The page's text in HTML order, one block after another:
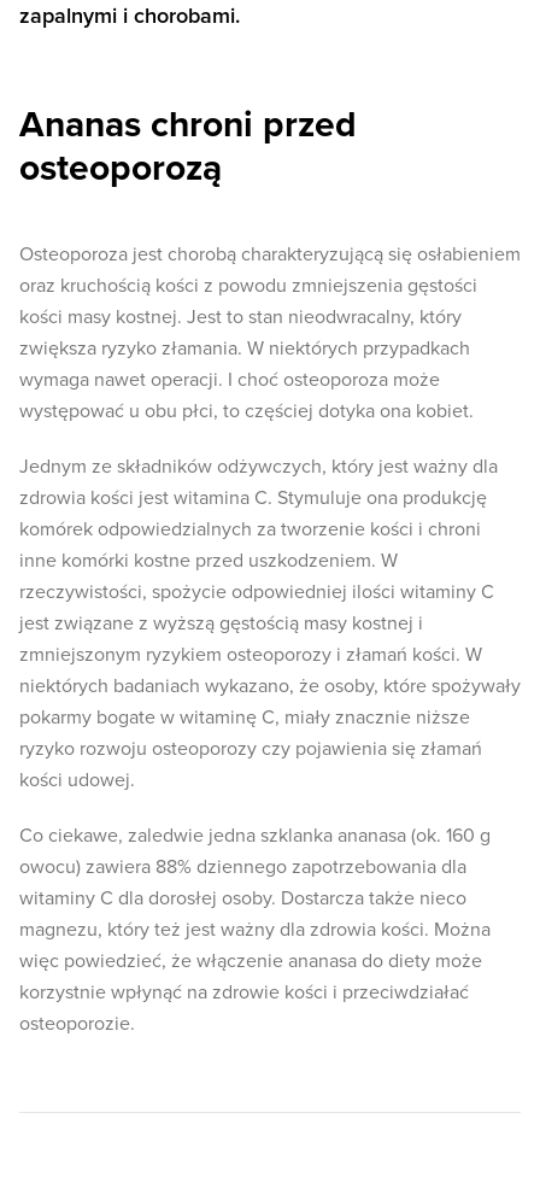
zapalnymi i chorobami.
Ananas chroni przed
osteoporozą
Osteoporoza jest chorobą charakteryzującą się osłabieniem
oraz kruchością kości z powodu zmniejszenia gęstości
kości masy kostnej. Jest to stan nieodwracalny, który
zwiększa ryzyko złamania. W niektórych przypadkach
wymaga nawet operacji. I choć osteoporoza może
występować u obu płci, to częściej dotyka ona kobiet.
Jednym ze składników odżywczych, który jest ważny dla
zdrowia kości jest witamina C. Stymuluje ona produkcję
komórek odpowiedzialnych za tworzenie kości i chroni
inne komórki kostne przed uszkodzeniem. W
rzeczywistości, spożycie odpowiedniej ilości witaminy C
jest związane z wyższą gęstością masy kostnej i
zmniejszonym ryzykiem osteoporozy i złamań kości. W
niektórych badaniach wykazano, że osoby, które spożywały
pokarmy bogate w witaminę C, miały znacznie niższe
ryzyko rozwoju osteoporozy czy pojawienia się złamań
kości udowej.
Co ciekawe, zaledwie jedna szklanka ananasa (ok. 160 g
owocu) zawiera 88% dziennego zapotrzebowania dla
witaminy C dla dorosłej osoby. Dostarcza także nieco
magnezu, który też jest ważny dla zdrowia kości. Można
więc powiedzieć, że włączenie ananasa do diety może
korzystnie wpłynąć na zdrowie kości i przeciwdziałać
osteoporozie.